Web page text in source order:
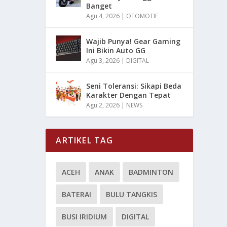
Banget
Agu 4, 2026 | OTOMOTIF
Wajib Punya! Gear Gaming
Ini Bikin Auto GG
Agu 3, 2026 | DIGITAL
Seni Toleransi: Sikapi Beda
Karakter Dengan Tepat
Agu 2, 2026 | NEWS
ARTIKEL TAG
ACEH ANAK BADMINTON
BATERAI BULU TANGKIS
BUSI IRIDIUM DIGITAL